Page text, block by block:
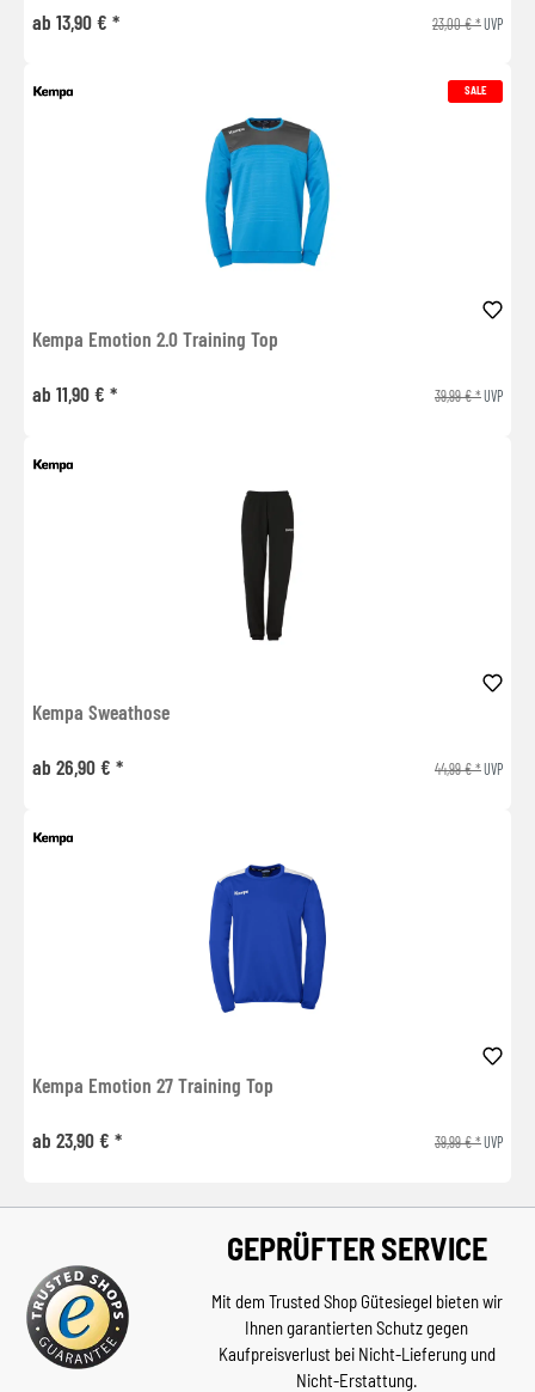
ab 13,90 € * 23,00 € *UVP
SALE
Kempa Emotion 2.0 Training Top
ab 11,90 € * 39,99 € *UVP
Kempa Sweathose
ab 26,90 € * 44,99 € *UVP
Kempa Emotion 27 Training Top
ab 23,90 € * 39,99 € *UVP
GEPRÜFTER SERVICE
Mit dem Trusted Shop Gütesiegel bieten wir
Ihnen garantierten Schutz gegen
Kaufpreisverlust bei Nicht-Lieferung und
Nicht-Erstattung.